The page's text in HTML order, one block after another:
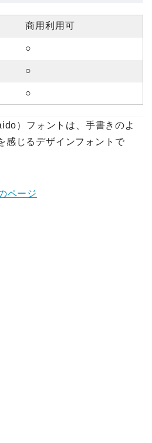
商用利用可
○
○
○
）フォントは、手書きのよ
感じるデザインフォントで
ページ